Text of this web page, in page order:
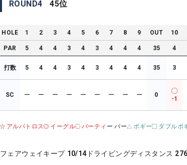
ROUND4 45位
HOLE 1 2 3 4 5 6 7 8 9 OUT 10
PAR 5 4 4 3 4 3 4 4 4 35 4
打数 5 4 4 3 4 3 4 4 4 35 3
SC ー ー ー ー ー ー ー ー ー 0
-1
アルバトロス イーグル バーティ ー パー ボギー ダブルボ
フェアウェイキープ 10/14 ドライビングディスタンス 276